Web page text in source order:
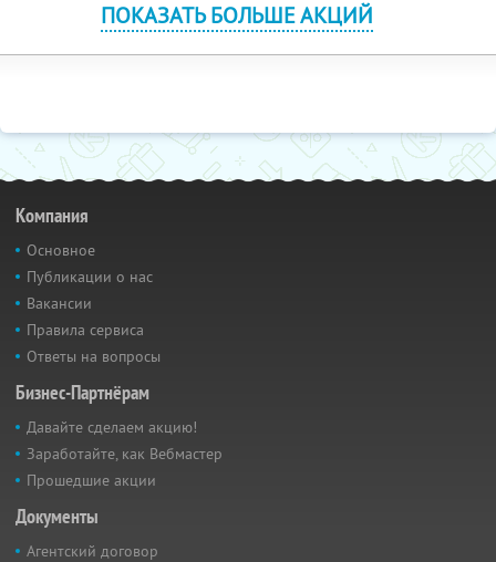
ПОКАЗАТЬ БОЛЬШЕ АКЦИЙ
Компания
Основное
Публикации о нас
Вакансии
Правила сервиса
Ответы на вопросы
Бизнес-Партнёрам
Давайте сделаем акцию!
Заработайте, как Вебмастер
Прошедшие акции
Документы
Агентский договор